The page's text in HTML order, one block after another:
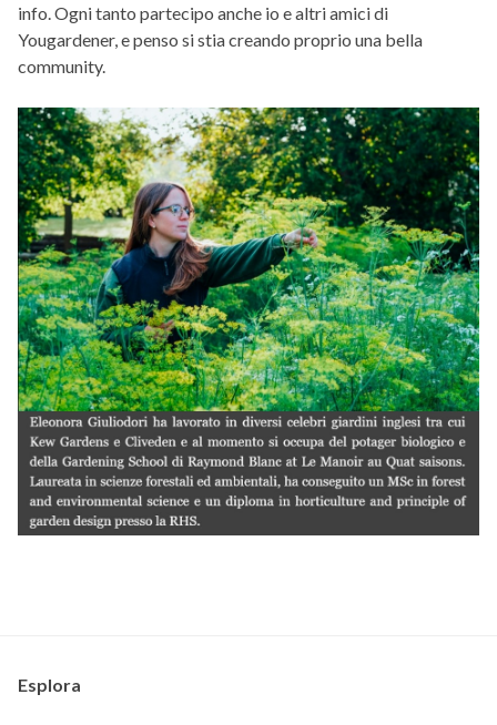
info. Ogni tanto partecipo anche io e altri amici di
Yougardener, e penso si stia creando proprio una bella
community.
Esplora